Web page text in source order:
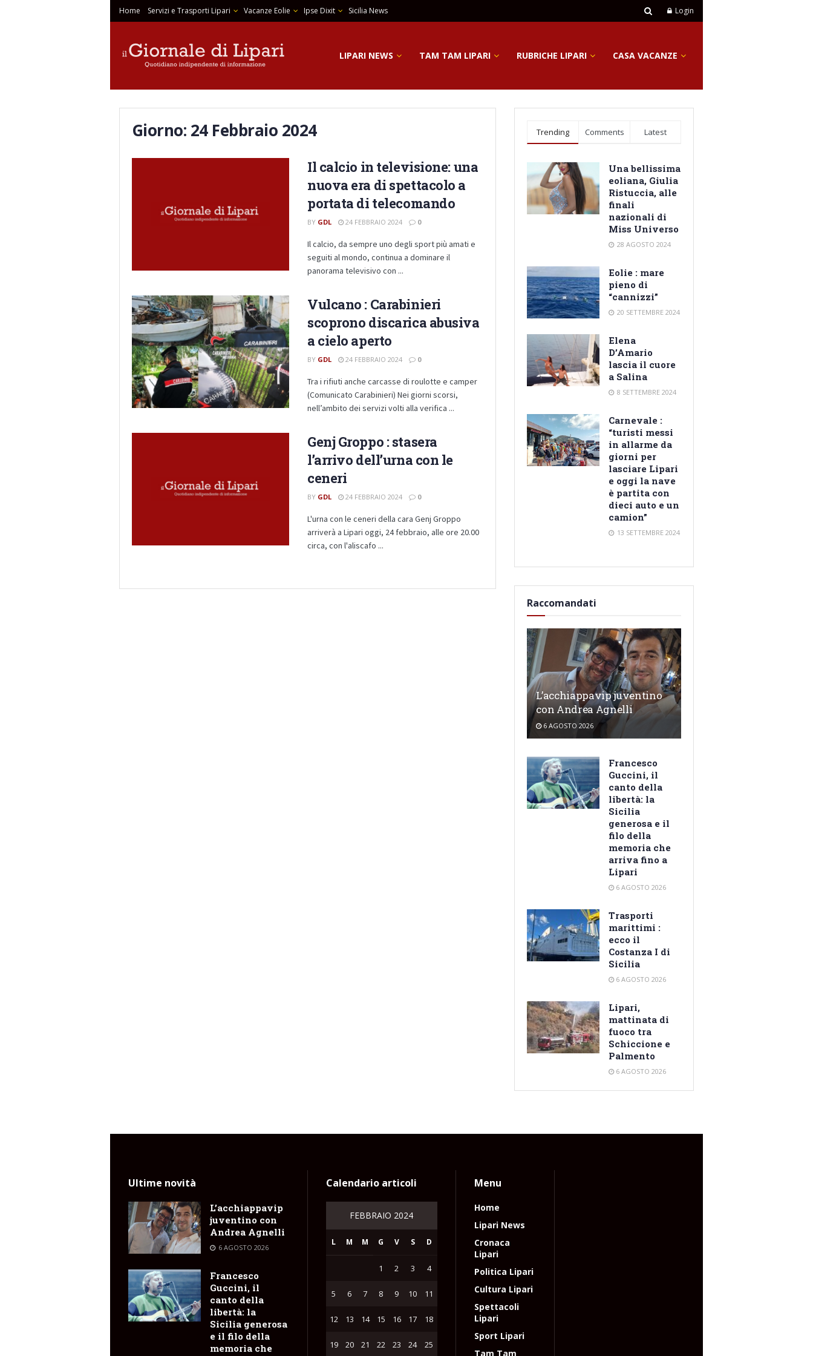
Home Servizi e Trasporti Lipari Vacanze Eolie Ipse Dixit Sicilia News Login
LIPARI NEWS TAM TAM LIPARI RUBRICHE LIPARI CASA VACANZE
Giorno: 24 Febbraio 2024
Il calcio in televisione: una
nuova era di spettacolo a
portata di telecomando
BY GDL 24 FEBBRAIO 2024 0
Il calcio, da sempre uno degli sport più amati e
seguiti al mondo, continua a dominare il
panorama televisivo con ...
Vulcano : Carabinieri
scoprono discarica abusiva
a cielo aperto
BY GDL 24 FEBBRAIO 2024 0
Tra i rifiuti anche carcasse di roulotte e camper
(Comunicato Carabinieri) Nei giorni scorsi,
nell’ambito dei servizi volti alla verifica ...
Genj Groppo : stasera
l’arrivo dell’urna con le
ceneri
BY GDL 24 FEBBRAIO 2024 0
L'urna con le ceneri della cara Genj Groppo
arriverà a Lipari oggi, 24 febbraio, alle ore 20.00
circa, con l'aliscafo ...
Trending Comments Latest
Una bellissima
eoliana, Giulia
Ristuccia, alle
finali
nazionali di
Miss Universo
28 AGOSTO 2024
Eolie : mare
pieno di
“cannizzi”
20 SETTEMBRE 2024
Elena
D’Amario
lascia il cuore
a Salina
8 SETTEMBRE 2024
Carnevale :
“turisti messi
in allarme da
giorni per
lasciare Lipari
e oggi la nave
è partita con
dieci auto e un
camion”
13 SETTEMBRE 2024
Raccomandati
L’acchiappavip juventino
con Andrea Agnelli
6 AGOSTO 2026
Francesco
Guccini, il
canto della
libertà: la
Sicilia
generosa e il
filo della
memoria che
arriva fino a
Lipari
6 AGOSTO 2026
Trasporti
marittimi :
ecco il
Costanza I di
Sicilia
6 AGOSTO 2026
Lipari,
mattinata di
fuoco tra
Schiccione e
Palmento
6 AGOSTO 2026
Ultime novità
L’acchiappavip
juventino con
Andrea Agnelli
6 AGOSTO 2026
Francesco
Guccini, il
canto della
libertà: la
Sicilia generosa
e il filo della
memoria che
Calendario articoli
FEBBRAIO 2024
L M M G V S D
1 2 3 4
5 6 7 8 9 10 11
12 13 14 15 16 17 18
19 20 21 22 23 24 25
Menu
Home
Lipari News
Cronaca
Lipari
Politica Lipari
Cultura Lipari
Spettacoli
Lipari
Sport Lipari
Tam Tam